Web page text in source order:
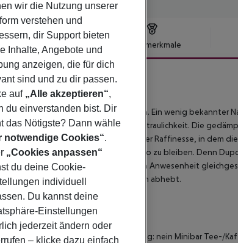
Hotelmerkmale
des Marais-Viertels von Paris gelegen. Ein wenig bekannter
luxuriös ausgestattete Hotel ist Vertraulichkeit. Die
geschützt wird. Ein Inbegriff intimer Raffinesse, in dem
genießen können: inkognito zu bleiben. Denn
erwähnen es nur in leisen Tönen, in Anwesenheit
sich ohne Aufsehen von den anderen abhebt.
Stereoanlage Internetzugang: nein Minibar Tee-/
wir die Nutzung unserer
verstehen und
dir Support bieten
Inhalte, Angebote und
anzeigen, die für dich
sind und zu dir passen.
auf „Alle akzeptieren“,
du einverstanden bist. Dir
das Nötigste? Dann wähle
notwendige Cookies“.
„Cookies anpassen“
du deine Cookie-
individuell
Du kannst deine
Einstellungen
jederzeit ändern oder
– klicke dazu einfach